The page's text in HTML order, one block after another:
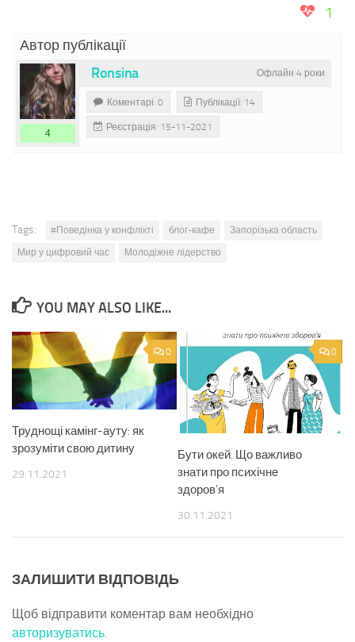
1
Автор публікації
Офлайн 4 роки
Ronsina
4
Коментарі: 0 Публікації: 14
Реєстрація: 15-11-2021
Tags: #Поведінка у конфлікті блог-кафе
Запорізька область
Мир у цифровий час
Молодіжне лідерство
YOU MAY ALSO LIKE...
0
Труднощі камінг-ауту: як
зрозуміти свою дитину
29.11.2021
0
Бути окей. Що важливо
знати про психічне
здоров’я
30.11.2021
ЗАЛИШИТИ ВІДПОВІДЬ
Щоб відправити коментар вам необхідно
авторизуватись.